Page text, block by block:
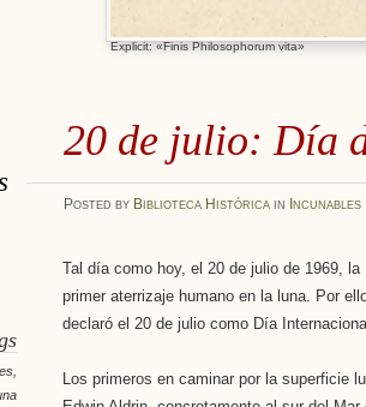
Explicit: «Finis Philosophorum vita»
20 de julio: Día
Posted by Biblioteca Históricain Incunables
Tal día como hoy, el 20 de julio de 1969,
primer aterrizaje humano en la luna. Por
declaró el 20 de julio como Día
Los primeros en caminar por la superficie